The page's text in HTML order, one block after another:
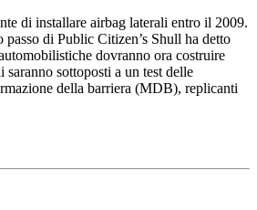
di installare airbag laterali entro il 2009.
di Public Citizen’s Shull ha detto
dovranno ora costruire
sottoposti a un test delle
della barriera (MDB), replicanti